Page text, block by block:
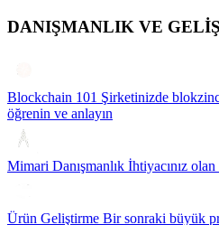
DANIŞMANLIK VE
Blockchain 101 Şirketinizde
öğrenin ve anlayın
Mimari Danışmanlık İhtiyacınız
Ürün Geliştirme Bir sonraki büyük